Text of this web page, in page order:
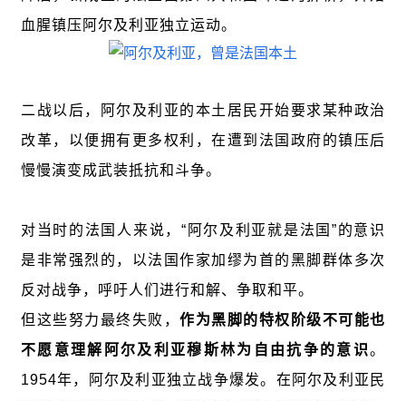
血腥镇压阿尔及利亚独立运动。
二战以后，阿尔及利亚的本土居民开始要求某种政治
改革，以便拥有更多权利，在遭到法国政府的镇压后
慢慢演变成武装抵抗和斗争。
对当时的法国人来说，“阿尔及利亚就是法国”的意识
是非常强烈的，以法国作家加缪为首的黑脚群体多次
反对战争，呼吁人们进行和解、争取和平。
但这些努力最终失败， 作为黑脚的特权阶级不可能也
不愿意理解阿尔及利亚穆斯林为自由抗争的意识。
1954年，阿尔及利亚独立战争爆发。在阿尔及利亚民